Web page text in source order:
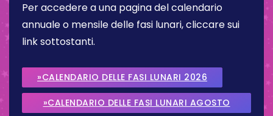
Per accedere a una pagina del calendario
annuale o mensile delle fasi lunari, cliccare sui
link sottostanti.
»CALENDARIO DELLE FASI LUNARI 2026
»CALENDARIO DELLE FASI LUNARI AGOSTO